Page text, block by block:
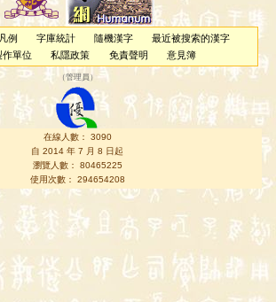
例 字庫統計 隨機漢字
最近被搜索的漢字
作單位 私隱政策 免責聲明 意見簿
（管理員 ）
在線人數： 3090
自 2014 年 7 月 8 日起
瀏覽人數： 80465225
使用次數： 294654208